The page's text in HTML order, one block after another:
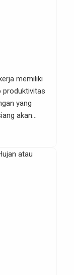
memiliki
produktivitas
yang
akan
monitor
yang
menjadi